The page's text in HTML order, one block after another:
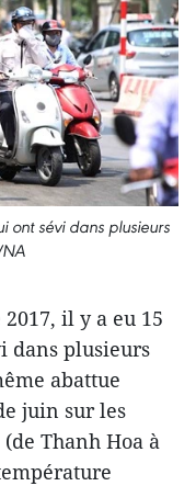
ont sévi dans plusieurs
il y a eu 15
dans plusieurs
abattue
juin sur les
Thanh Hoa à